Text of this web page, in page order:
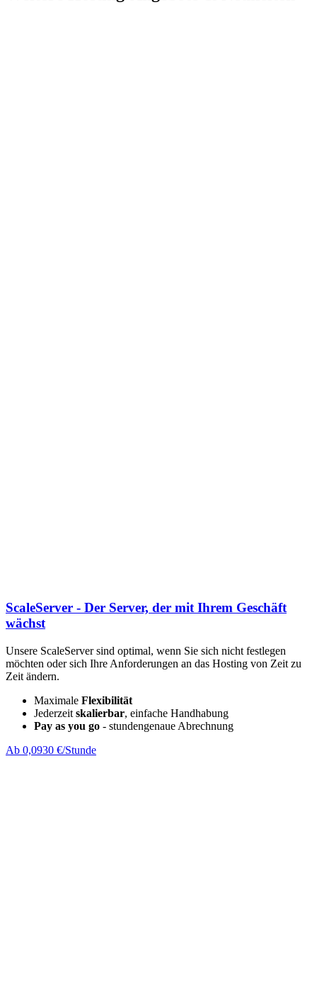
ScaleServer - Der Server, der mit Ihrem Geschäft
wächst
Unsere ScaleServer sind optimal, wenn Sie sich nicht festlegen
möchten oder sich Ihre Anforderungen an das Hosting von Zeit zu
Zeit ändern.
Maximale Flexibilität
Jederzeit skalierbar, einfache Handhabung
Pay as you go - stundengenaue Abrechnung
Ab 0,0930 €/Stunde